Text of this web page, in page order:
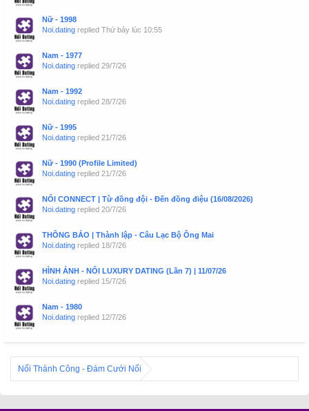
Nữ - 1998
Noi.dating replied Thứ bảy lúc 10:55
Nam - 1977
Noi.dating replied 29/7/26
Nam - 1992
Noi.dating replied 28/7/26
Nữ - 1995
Noi.dating replied 21/7/26
Nữ - 1990 (Profile Limited)
Noi.dating replied 21/7/26
NỐI CONNECT | Từ đồng đội - Đến đồng điệu (16/08/2026)
Noi.dating replied 20/7/26
THÔNG BÁO | Thành lập - Câu Lạc Bộ Ông Mai
Noi.dating replied 18/7/26
HÌNH ẢNH - NỐI LUXURY DATING (Lần 7) | 11/07/26
Noi.dating replied 15/7/26
Nam - 1980
Noi.dating replied 12/7/26
Nối Thành Công - Đám Cưới Nối